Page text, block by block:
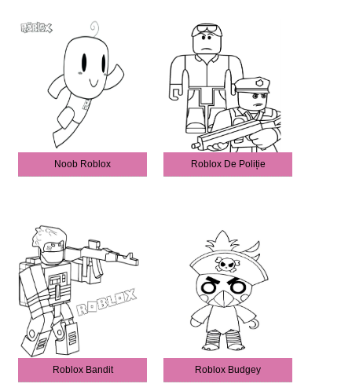
Noob Roblox Roblox De Poliție
Roblox Bandit Roblox Budgey